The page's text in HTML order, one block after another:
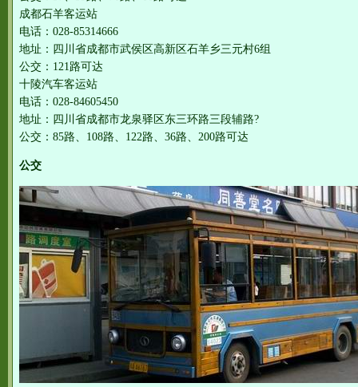
成都石羊客运站
电话：028-85314666
地址：四川省成都市武侯区高新区石羊乡三元村6组
公交：121路可达
十陵汽车客运站
电话：028-84605450
地址：四川省成都市龙泉驿区东三环路三段辅路?
公交：85路、108路、122路、36路、200路可达
公交